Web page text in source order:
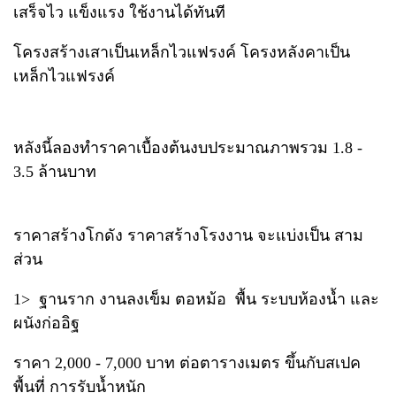
เสร็จไว แข็งแรง ใช้งานได้ทันที
โครงสร้างเสาเป็นเหล็กไวแฟรงค์ โครงหลังคาเป็น
เหล็กไวแฟรงค์
หลังนี้ลองทำราคาเบื้องต้นงบประมาณภาพรวม 1.8 -
3.5 ล้านบาท
ราคาสร้างโกดัง ราคาสร้างโรงงาน จะแบ่งเป็น สาม
ส่วน
1> ฐานราก งานลงเข็ม ตอหม้อ พื้น ระบบห้องน้ำ และ
ผนังก่ออิฐ
ราคา 2,000 - 7,000 บาท ต่อตารางเมตร ขึ้นกับสเปค
พื้นที่ การรับน้ำหนัก